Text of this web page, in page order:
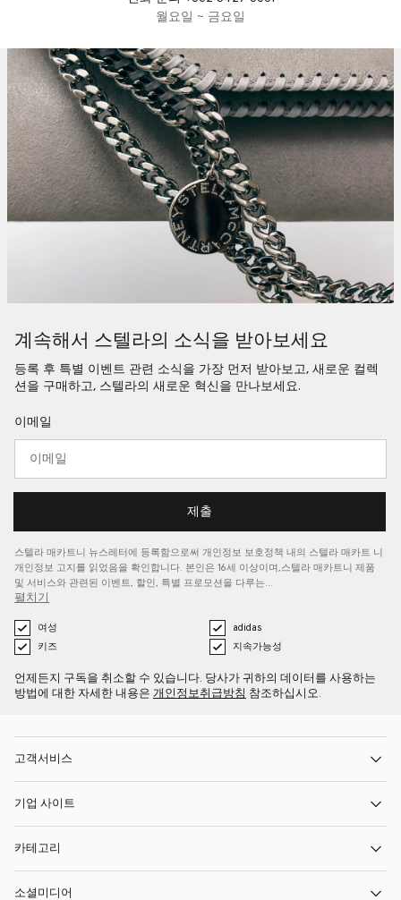
월요일 ~ 금요일
계속해서 스텔라의 소식을 받아보세요
등록 후 특별 이벤트 관련 소식을 가장 먼저 받아보고, 새로운 컬렉
션을 구매하고, 스텔라의 새로운 혁신을 만나보세요.
이메일
제출
스텔라 매카트니 뉴스레터에 등록함으로써 개인정보 보호정책 내의 스텔라 매카트 니
개인정보 고지를 읽었음을 확인합니다. 본인은 16세 이상이며,스텔라 매카트니 제품
및 서비스와 관련된 이벤트, 할인, 특별 프로모션을 다루는…
펼치기
여성
adidas
키즈
지속가능성
언제든지 구독을 취소할 수 있습니다. 당사가 귀하의 데이터를 사용하는
방법에 대한 자세한 내용은 개인정보취급방침 참조하십시오.
고객서비스
기업 사이트
카테고리
소셜미디어